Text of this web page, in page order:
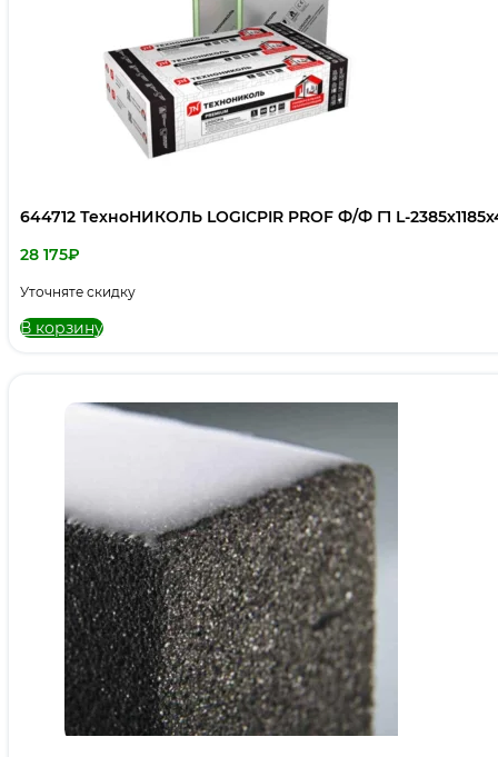
644712 ТехноНИКОЛЬ LOGICPIR PROF Ф/Ф Г1 L-
28 175₽
Уточняте скидку
В корзину